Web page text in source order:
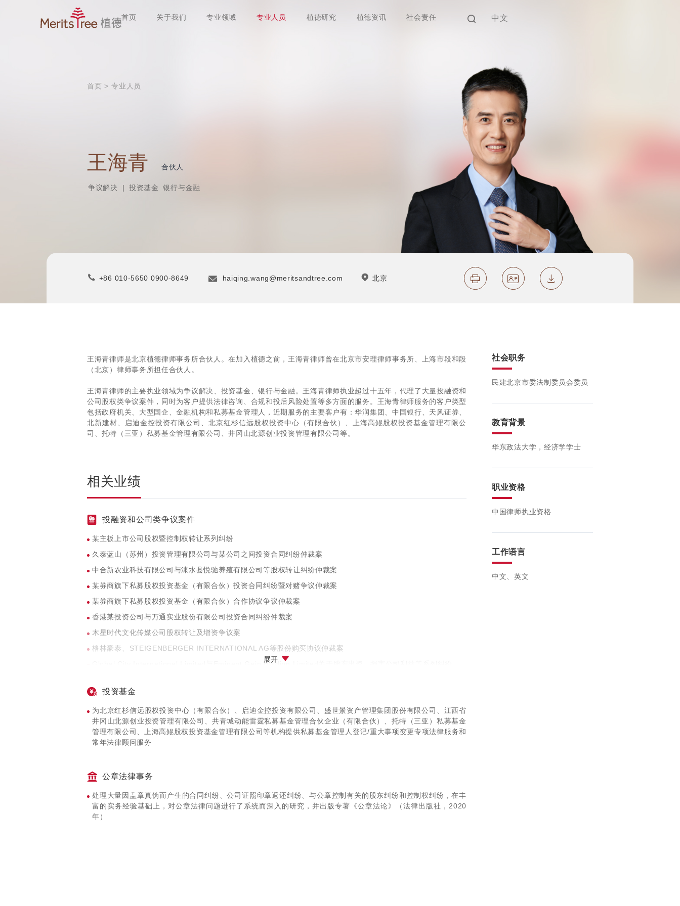
首页 关于我们 专业领域 专业人员 植德研究 植德资讯 社会责任 中文
首页 > 专业人员
王海青 合伙人
争议解决 | 投资基金 银行与金融
+86 010-5650 0900-8649 haiqing.wang@meritsandtree.com 北京
王海青律师是北京植德律师事务所合伙人。在加入植德之前，王海青律师曾在北京市安理律师事务所、上海市段和段
（北京）律师事务所担任合伙人。
王海青律师的主要执业领域为争议解决、投资基金、银行与金融。王海青律师执业超过十五年，代理了大量投融资和
公司股权类争议案件，同时为客户提供法律咨询、合规和投后风险处置等多方面的服务。王海青律师服务的客户类型
包括政府机关、大型国企、金融机构和私募基金管理人，近期服务的主要客户有：华润集团、中国银行、天风证券、
北新建材、启迪金控投资有限公司、北京红杉信远股权投资中心（有限合伙）、上海高鲲股权投资基金管理有限公
司、托特（三亚）私募基金管理有限公司、井冈山北源创业投资管理有限公司等。
相关业绩
投融资和公司类争议案件
某主板上市公司股权暨控制权转让系列纠纷
久泰蓝山（苏州）投资管理有限公司与某公司之间投资合同纠纷仲裁案
中合新农业科技有限公司与涞水县悦驰养殖有限公司等股权转让纠纷仲裁案
某券商旗下私募股权投资基金（有限合伙）投资合同纠纷暨对赌争议仲裁案
某券商旗下私募股权投资基金（有限合伙）合作协议争议仲裁案
香港某投资公司与万通实业股份有限公司投资合同纠纷仲裁案
木星时代文化传媒公司股权转让及增资争议案
格林豪泰、STEIGENBERGER INTERNATIONAL AG等股份购买协议仲裁案
Global City International Limited与Eminent Gain Holding Limited关于股东出资、损害公司利益等系列纠纷
股东、董事损害公司利益案若干
公司、企业主体印章、证照返还类纠纷若干
展开
投资基金
为北京红杉信远股权投资中心（有限合伙）、启迪金控投资有限公司、盛世景资产管理集团股份有限公司、江西省
井冈山北源创业投资管理有限公司、共青城动能雷霆私募基金管理合伙企业（有限合伙）、托特（三亚）私募基金
管理有限公司、上海高鲲股权投资基金管理有限公司等机构提供私募基金管理人登记/重大事项变更专项法律服务和
常年法律顾问服务
公章法律事务
处理大量因盖章真伪而产生的合同纠纷、公司证照印章返还纠纷、与公章控制有关的股东纠纷和控制权纠纷，在丰
富的实务经验基础上，对公章法律问题进行了系统而深入的研究，并出版专著《公章法论》（法律出版社，2020
年）
社会职务
民建北京市委法制委员会委员
教育背景
华东政法大学，经济学学士
职业资格
中国律师执业资格
工作语言
中文、英文